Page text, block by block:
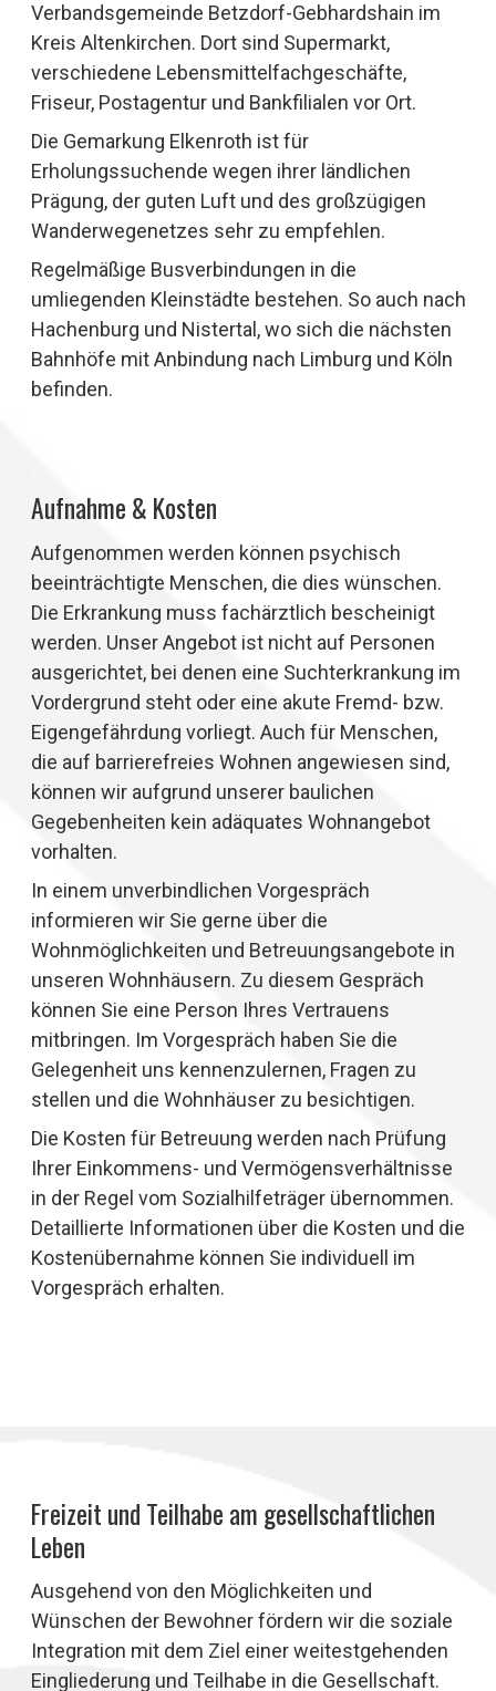
Verbandsgemeinde Betzdorf-Gebhardshain im
Kreis Altenkirchen. Dort sind Supermarkt,
verschiedene Lebensmittelfachgeschäfte,
Friseur, Postagentur und Bankfilialen vor Ort.
Die Gemarkung Elkenroth ist für
Erholungssuchende wegen ihrer ländlichen
Prägung, der guten Luft und des großzügigen
Wanderwegenetzes sehr zu empfehlen.
Regelmäßige Busverbindungen in die
umliegenden Kleinstädte bestehen. So auch nach
Hachenburg und Nistertal, wo sich die nächsten
Bahnhöfe mit Anbindung nach Limburg und Köln
befinden.
Aufnahme & Kosten
Aufgenommen werden können psychisch
beeinträchtigte Menschen, die dies wünschen.
Die Erkrankung muss fachärztlich bescheinigt
werden. Unser Angebot ist nicht auf Personen
ausgerichtet, bei denen eine Suchterkrankung im
Vordergrund steht oder eine akute Fremd- bzw.
Eigengefährdung vorliegt. Auch für Menschen,
die auf barrierefreies Wohnen angewiesen sind,
können wir aufgrund unserer baulichen
Gegebenheiten kein adäquates Wohnangebot
vorhalten.
In einem unverbindlichen Vorgespräch
informieren wir Sie gerne über die
Wohnmöglichkeiten und Betreuungsangebote in
unseren Wohnhäusern. Zu diesem Gespräch
können Sie eine Person Ihres Vertrauens
mitbringen. Im Vorgespräch haben Sie die
Gelegenheit uns kennenzulernen, Fragen zu
stellen und die Wohnhäuser zu besichtigen.
Die Kosten für Betreuung werden nach Prüfung
Ihrer Einkommens- und Vermögensverhältnisse
in der Regel vom Sozialhilfeträger übernommen.
Detaillierte Informationen über die Kosten und die
Kostenübernahme können Sie individuell im
Vorgespräch erhalten.
Freizeit und Teilhabe am gesellschaftlichen
Leben
Ausgehend von den Möglichkeiten und
Wünschen der Bewohner fördern wir die soziale
Integration mit dem Ziel einer weitestgehenden
Eingliederung und Teilhabe in die Gesellschaft.